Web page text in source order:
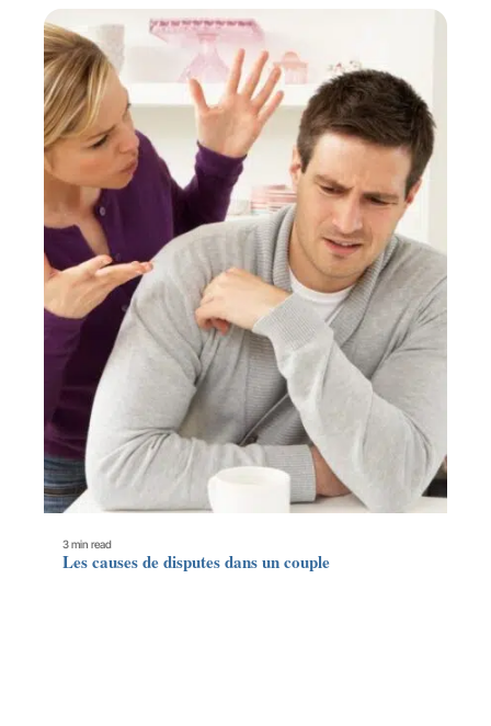
3 min read
Les causes de disputes dans un couple